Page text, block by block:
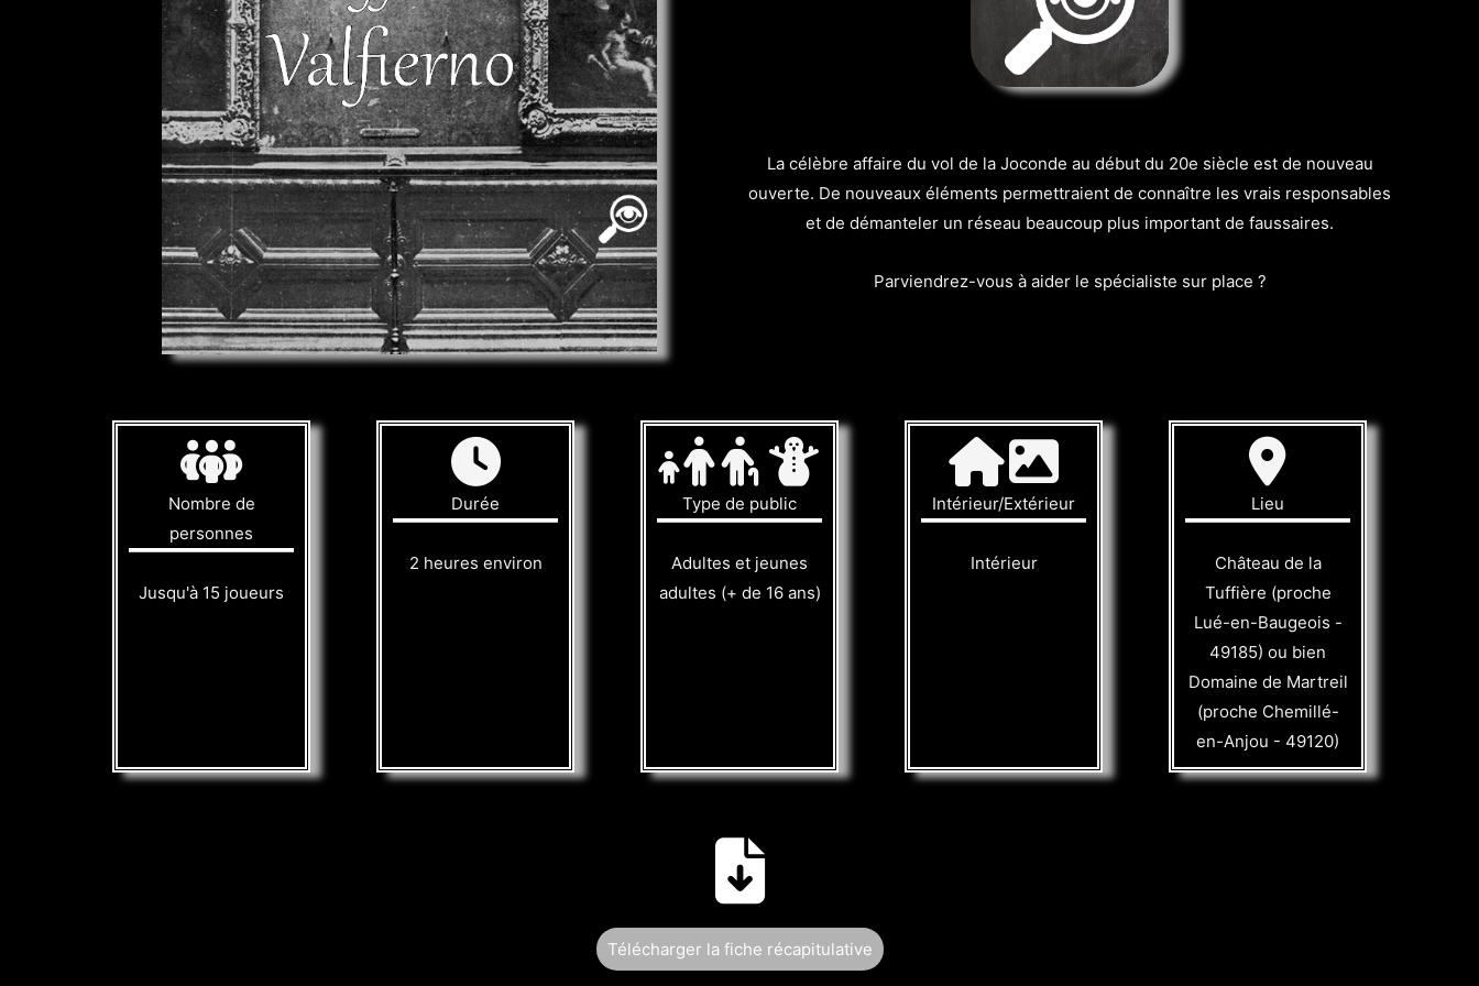
La célèbre affaire du vol de la Joconde au début du 20e siècle est de nouveau
ouverte. De nouveaux éléments permettraient de connaître les vrais responsables
et de démanteler un réseau beaucoup plus important de faussaires.
Parviendrez-vous à aider le spécialiste sur place ?
Nombre de
personnes
Jusqu'à 15 joueurs
Durée
2 heures environ
Type de public
Adultes et jeunes
adultes (+ de 16 ans)
Intérieur/Extérieur
Intérieur
Lieu
Château de la
Tuffière (proche
Lué-en-Baugeois -
49185) ou bien
Domaine de Martreil
(proche Chemillé-
en-Anjou - 49120)
Télécharger la fiche récapitulative